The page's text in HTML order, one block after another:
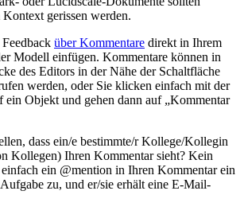
gerissen werden.
über Kommentare direkt in Ihrem
Modell einfügen. Kommentare können in
des Editors in der Nähe der Schaltfläche
werden, oder Sie klicken einfach mit der
ein Objekt und gehen dann auf „Kommentar
dass ein/e bestimmte/r Kollege/Kollegin
Kollegen) Ihren Kommentar sieht? Kein
ein @mention in Ihren Kommentar ein
zu, und er/sie erhält eine E-Mail-